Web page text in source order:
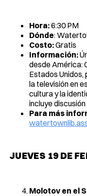
Hora:6:30 PM
Dónde:
Costo:Gratis
Información:
desde América:
Estados
la televisión en
cultura y la
incluye
Para más
JUEVES 19 DE
Molotov en el